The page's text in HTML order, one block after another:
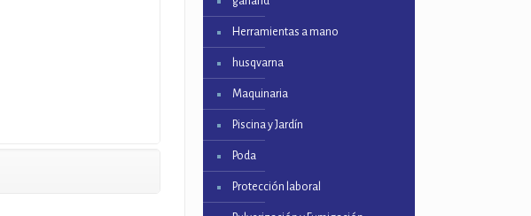
Herramientas a mano
husqvarna
Maquinaria
Piscina y Jardín
Poda
Protección laboral